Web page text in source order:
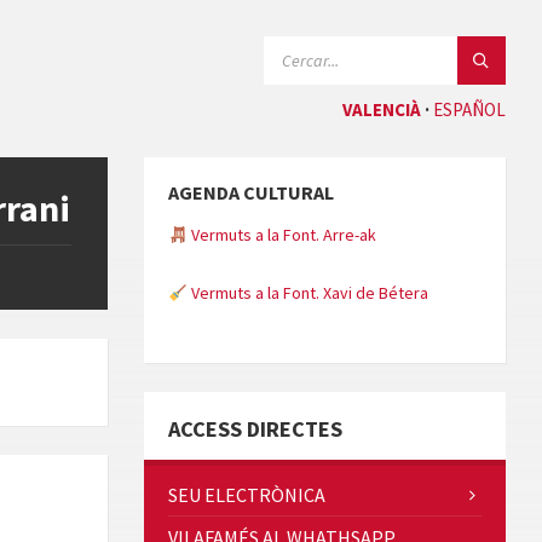
VALENCIÀ ESPAÑOL
AGENDA CULTURAL
Vermuts a la Font. Arre-ak
Vermuts a la Font. Xavi de Bétera
ACCESS DIRECTES
SEU ELECTRÒNICA